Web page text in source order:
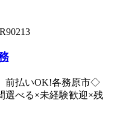
前払いOK!各務原市◇
選べる×未経験歓迎×残